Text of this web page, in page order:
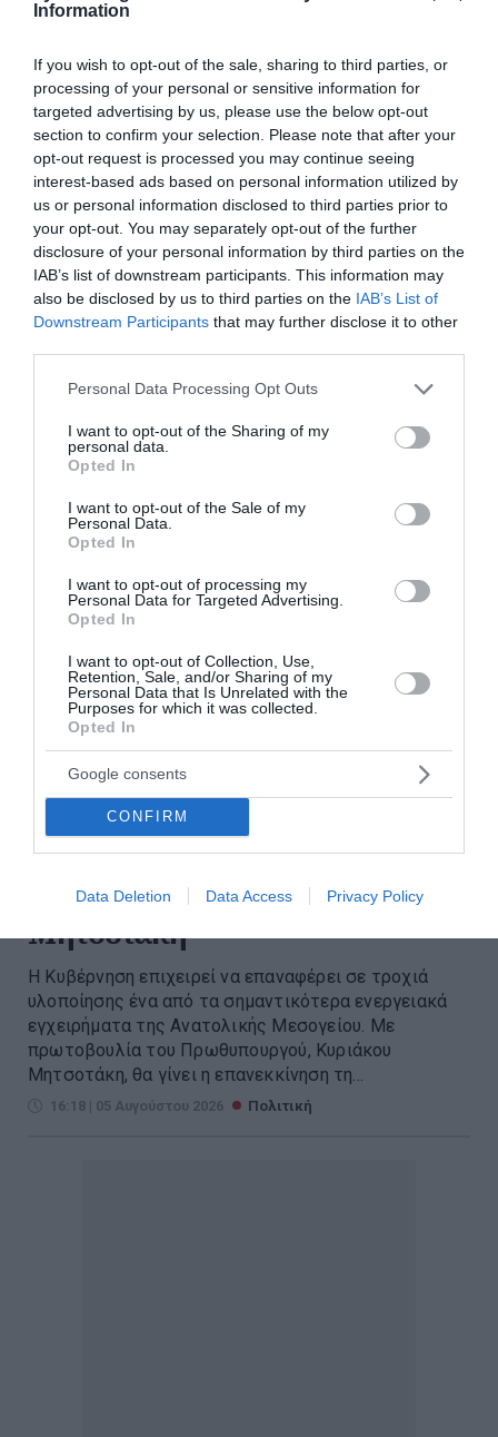
Information
If you wish to opt-out of the sale, sharing to third parties, or
processing of your personal or sensitive information for
targeted advertising by us, please use the below opt-out
section to confirm your selection. Please note that after your
opt-out request is processed you may continue seeing
interest-based ads based on personal information utilized by
us or personal information disclosed to third parties prior to
your opt-out. You may separately opt-out of the further
disclosure of your personal information by third parties on the
IAB’s list of downstream participants. This information may
also be disclosed by us to third parties on the IAB’s List of
Downstream Participants that may further disclose it to other
Please note that this website/app uses one or more Google
not limited to your visit or usage behaviour. You may click to
grant or deny consent to Google and its third-party tags to
use your data for below specified purposes in below Google
consent section.
Personal Data Processing Opt Outs
I want to opt-out of the Sharing of my
personal data.
Opted In
I want to opt-out of the Sale of my
Personal Data.
Opted In
I want to opt-out of processing my
Personal Data for Targeted Advertising.
Opted In
I want to opt-out of Collection, Use,
Retention, Sale, and/or Sharing of my
Personal Data that Is Unrelated with the
Purposes for which it was collected.
Opted In
Google consents
CONFIRM
Data Deletion Data Access Privacy Policy
ΠΑΣΟΚ: Η Κυβέρνηση να
υποβάλει δεσμευτικό
χρονοδιάγραμμα υλοποίησης
ενός έργου κρίσιμου τόσο από
ενεργειακής όσο και από
γεωπολιτικής σκοπιάς
«Το έργο της ηλεκτρικής διασύνδεσης Ελλάδας -
Κύπρου (GSI) αποτελεί τμήμα του ενεργειακού
εντάχθηκε στα χρηματοδοτούμενα...
20:18 | 05 Αυγούστου 2026 Πολιτική
Επανεκκίνηση της ηλεκτρικής
διασύνδεσης Ελλάδας – Κύπρου
με πρωτοβουλία του Κυριάκου
Μητσοτάκη
Η Κυβέρνηση επιχειρεί να επαναφέρει σε τροχιά
υλοποίησης ένα από τα σημαντικότερα ενεργειακά
εγχειρήματα της Ανατολικής Μεσογείου. Με
πρωτοβουλία του Πρωθυπουργού, Κυριάκου
Μητσοτάκη, θα γίνει η επανεκκίνηση τη...
16:18 | 05 Αυγούστου 2026 Πολιτική